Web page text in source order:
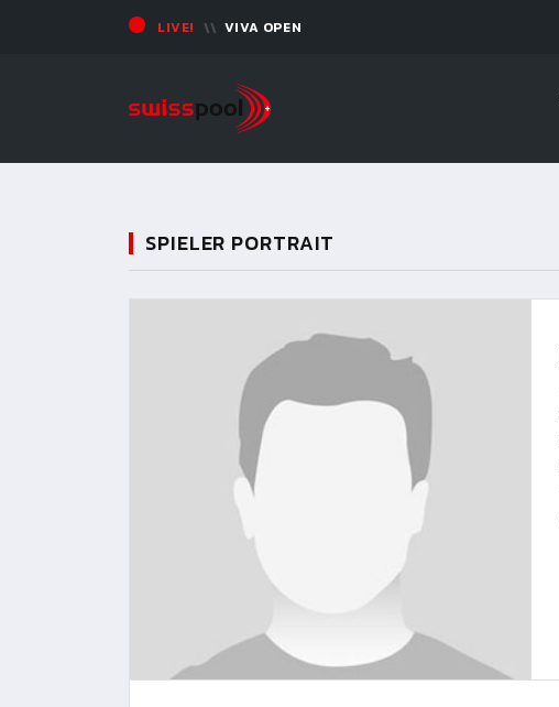
LIVE! VIVA OPEN
SPIELER PORTRAIT